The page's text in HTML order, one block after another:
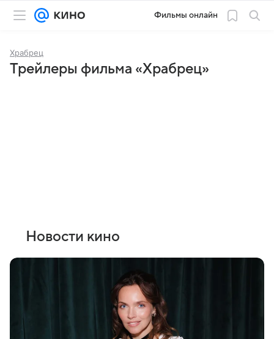
Фильмы онлайн
Храбрец
Трейлеры фильма «Храбрец»
Новости кино